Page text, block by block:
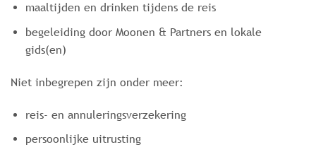
maaltijden en drinken tijdens de reis
begeleiding door Moonen & Partners en lokale
gids(en)
Niet inbegrepen zijn onder meer:
reis- en annuleringsverzekering
persoonlijke uitrusting